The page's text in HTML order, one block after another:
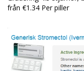
från €1.34 Per piller